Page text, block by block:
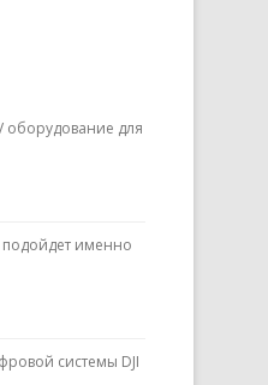
оборудование для
подойдет именно
системы DJI